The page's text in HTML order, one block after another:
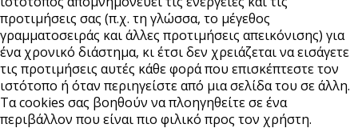
προτιμήσεις σας (π.χ. τη γλώσσα, το μέγεθος
γραμματοσειράς και άλλες προτιμήσεις απεικόνισης) για
ένα χρονικό διάστημα, κι έτσι δεν χρειάζεται να εισάγετε
τις προτιμήσεις αυτές κάθε φορά που επισκέπτεστε τον
ιστότοπο ή όταν περιηγείστε από μια σελίδα του σε άλλη.
Τα cookies σας βοηθούν να πλοηγηθείτε σε ένα
περιβάλλον που είναι πιο φιλικό προς τον χρήστη.